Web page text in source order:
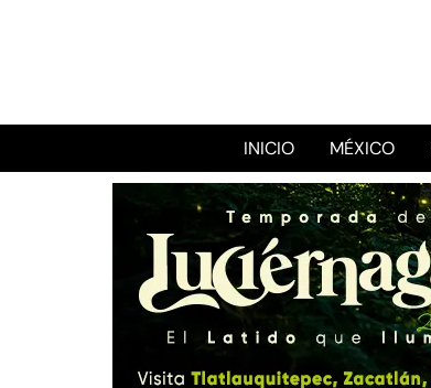
INICIO MÉXICO